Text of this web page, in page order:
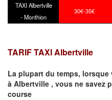
TAXI Albertville
- Monthion
30€-35€
TARIF TAXI Albertville
La plupart du temps,
à Albertville , vous ne savez
course